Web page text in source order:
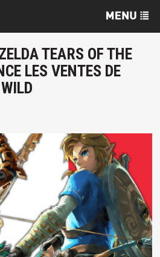
TEARS OF THE
LES VENTES DE